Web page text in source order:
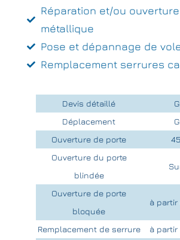
Réparation et/ou
métallique
Pose et dépannage de
Remplacement serrures
Devis détaillé
Déplacement
Ouverture de porte
Ouverture du porte
blindée
Ouverture de porte
bloquée
à partir
Remplacement de serrure à partir